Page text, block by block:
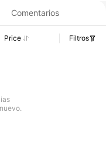
Comentarios
Price Filtros